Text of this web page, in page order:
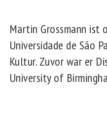
Martin Grossmann ist
Universidade de São
Kultur. Zuvor war er
University of